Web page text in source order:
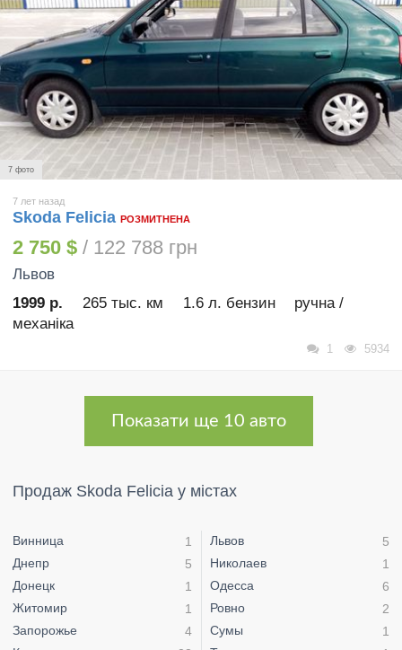
7 фото
7 лет назад
Skoda Felicia РОЗМИТНЕНА
2 750 $ / 122 788 грн
Львов
1999 р.
265 тыс. км 1.6 л. бензин
ручна /
механіка
1 5934
Показати ще 10 авто
Продаж Skoda Felicia у містах
Винница
1
Днепр
5
Донецк
1
Житомир
1
Запорожье
4
Львов
5
Николаев
1
Одесса
6
Ровно
2
Сумы
1